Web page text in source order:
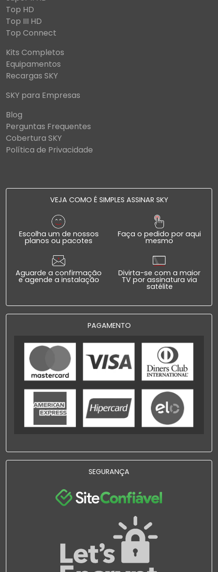
Top HD
Top III HD
Top Connect
Kits Completos
Equipamentos
Recargas SKY
SKY para Empresas
Blog
Perguntas Frequentes
Cobertura SKY
Política de Privacidade
VEJA COMO É SIMPLES ASSINAR SKY
Escolha um de nossos
planos ou pacotes
Faça o pedido por aqui
mesmo
Aguarde a confirmação
e agende a instalação
Divirta-se com a maior
TV por assinatura via
satélite
PAGAMENTO
SEGURANÇA